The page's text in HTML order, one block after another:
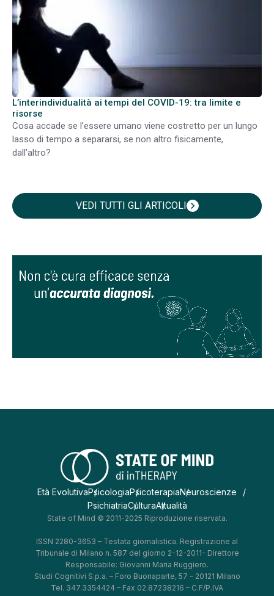
L’interindividualità ai tempi del COVID-19: tra limite e
risorse
Cosa accade se l’essere umano viene costretto per un lungo
lasso di tempo a separarsi, se non altro fisicamente,
dall’altro?
VEDI TUTTI GLI ARTICOLIchevron_right
Età EvolutivaPsicologiaPsicoterapiaNeuroscienze
PsichiatriaCulturaAttualità
State of Mind © 2011-2025 Riproduzione riservata.
ISSN 2280-3653 – Testata giornalistica. Registrazione al
Tribunale di Milano n. 587 del giorno 2-12-2011- Direttore
Responsabile: Giovanni Maria Ruggiero.
Studi Cognitivi S.p.a. – Foro Buonaparte, 57 – 20121 Milano
Tel. 347.3354424 – Fax 02.87238216 – C.F/P.IVA